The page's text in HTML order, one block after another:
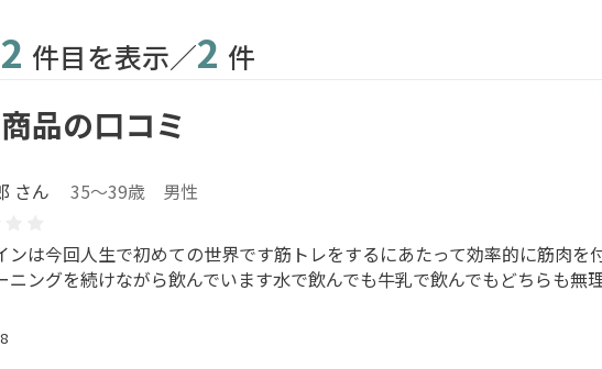
件目を表示／2 件
品の口コミ
さん 35～39歳 男性
ンは今回人生で初めての世界です筋トレをするにあたって効率的に筋肉
ニングを続けながら飲んでいます水で飲んでも牛乳で飲んでもどちらも